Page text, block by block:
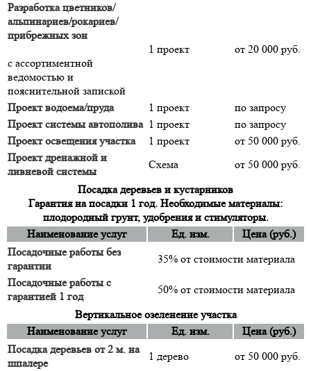
Разработка цветников/
альпинариев/рокариев/
прибрежных зон
с ассортиментной
ведомостью и
пояснительной запиской
1 проект от 20 000 руб.
Проект водоема/пруда 1 проект
по запросу
Проект системы автополива 1 проект
по запросу
Проект освещения участка
1 проект
от 50 000 руб.
Проект дренажной и
ливневой системы
Схема
от 50 000 руб.
Посадка деревьев и кустарников
Гарантия на посадки 1 год. Необходимые материалы:
плодородный грунт, удобрения и стимуляторы.
Наименование услуг
Ед. изм.
Цена (руб.)
Посадочные работы без
гарантии
35% от стоимости материала
Посадочные работы с
гарантией 1 год
50% от стоимости материала
Вертикальное озеленение участка
Наименование услуг
Ед. изм.
Цена (руб.)
Посадка деревьев от 2 м. на
шпалере
1 дерево
от 50 000 руб.